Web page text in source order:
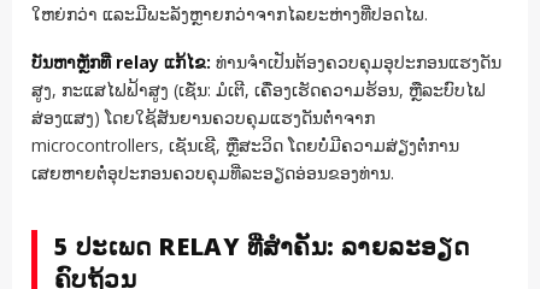
ໃຫຍ່ກວ່າ ແລະມີພະລັງຫຼາຍກວ່າຈາກໄລຍະຫ່າງທີ່ປອດໄພ.
ບັນຫາຫຼັກທີ່ relay ແກ້ໄຂ: ທ່ານຈຳເປັນຕ້ອງຄວບຄຸມອຸປະກອນແຮງດັນ
ສູງ, ກະແສໄຟຟ້າສູງ (ເຊັ່ນ: ມໍເຕີ, ເຄື່ອງເຮັດຄວາມຮ້ອນ, ຫຼືລະບົບໄຟ
ສ່ອງແສງ) ໂດຍໃຊ້ສັນຍານຄວບຄຸມແຮງດັນຕໍ່າຈາກ
microcontrollers, ເຊັນເຊີ, ຫຼືສະວິດ ໂດຍບໍ່ມີຄວາມສ່ຽງຕໍ່ການ
ເສຍຫາຍຕໍ່ອຸປະກອນຄວບຄຸມທີ່ລະອຽດອ່ອນຂອງທ່ານ.
5 ປະເພດ RELAY ທີ່ສຳຄັນ: ລາຍລະອຽດ
ຄົບຖ້ວນ